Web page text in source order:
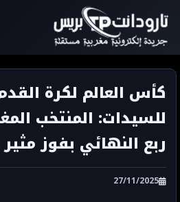
كأس العالم لكرة
للسيدات: المنتخب
ربع النهائي بفوز
27/11/2025